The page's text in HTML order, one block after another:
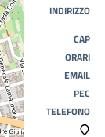
INDIRIZZO
CAP
ORARI
EMAIL
PEC
TELEFONO